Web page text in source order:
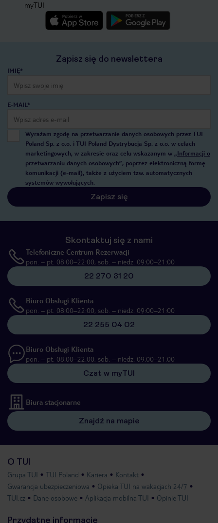
myTUI
Zapisz się do newslettera
IMIĘ*
E-MAIL*
Wyrażam zgodę na przetwarzanie danych osobowych przez TUI
Poland Sp. z o.o. i TUI Poland Dystrybucja Sp. z o.o. w celach
marketingowych, w zakresie oraz celu wskazanym w „Informacji o
przetwarzaniu danych osobowych”, poprzez elektroniczną formę
komunikacji (e-mail), także z użyciem tzw. automatycznych
systemów wywołujących.
Zapisz się
Skontaktuj się z nami
Telefoniczne Centrum Rezerwacji
pon. – pt. 08:00–22:00, sob. – niedz. 09:00–21:00
22 270 31 20
Biuro Obsługi Klienta
pon. – pt. 08:00–22:00, sob. – niedz. 09:00–21:00
22 255 04 02
Biuro Obsługi Klienta
pon. – pt. 08:00–22:00, sob. – niedz. 09:00–21:00
Czat w myTUI
Biura stacjonarne
Znajdź na mapie
O TUI
Grupa TUI TUI Poland Kariera
Kontakt
Gwarancja ubezpieczeniowa
Opieka TUI na wakacjach 24/7
TUI.cz
Dane osobowe Aplikacja mobilna TUI Opinie TUI
Przydatne informacje